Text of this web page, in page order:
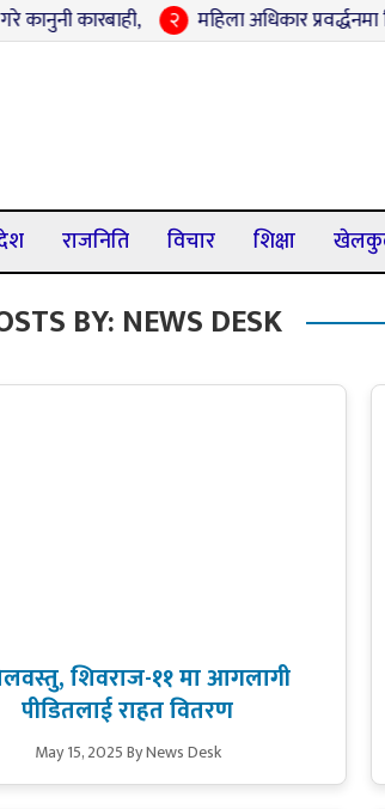
कारबाही, २ महिला अधिकार प्रवर्द्धनमा
राजनिति विचार शिक्षा
BY: NEWS DESK
शिवराज-११ मा आगलागी
पीडितलाई राहत वितरण
May 15, 2025By News Desk